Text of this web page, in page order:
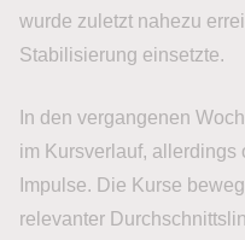
wurde zuletzt nahezu
Stabilisierung einsetzte.
In den vergangenen
im Kursverlauf,
Impulse. Die Kurse
relevanter